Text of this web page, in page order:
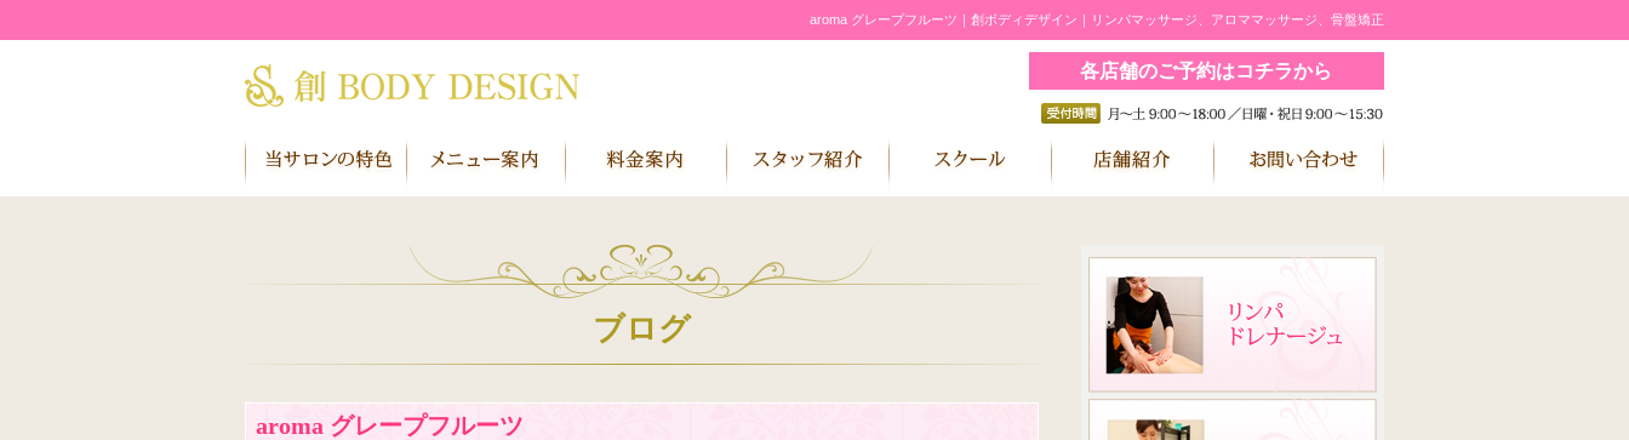
aroma グレープフルーツ｜創ボディデザイン｜リンパマッサージ、アロママッサージ、骨盤矯正
各店舗のご予約はコチラから
ブログ
aroma グレープフルーツ